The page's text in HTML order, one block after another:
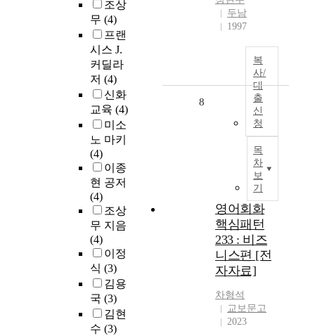
조상
무 (4)
프랜
시스 J.
커딜라
저 (4)
신화
교육 (4)
미소
노 마키
(4)
이종
현 공저
(4)
조상
무 지음
(4)
이정
식 (3)
김용
국 (3)
김현
수 (3)
두남
1997
복
사/
대
출
신
청
목
차
보
기
8
영어회화
핵심패턴
233 : 비즈
니스편 [전
자자료]
차형석
교보문고
2023